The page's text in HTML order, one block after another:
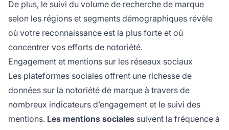
De plus, le suivi du volume de recherche de marque
selon les régions et segments démographiques révèle
où votre reconnaissance est la plus forte et où
concentrer vos efforts de notoriété.
Engagement et mentions sur les réseaux sociaux
Les plateformes sociales offrent une richesse de
données sur la notoriété de marque à travers de
nombreux indicateurs d’engagement et le suivi des
mentions. Les mentions sociales suivent la fréquence à